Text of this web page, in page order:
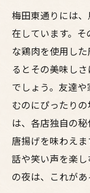
梅田東通りには
在しています。
な鶏肉を使用し
るとその美味し
でしょう。友達
むのにぴったり
は、各店独自の
唐揚げを味わえ
話や笑い声を楽
の夜は、これがあ